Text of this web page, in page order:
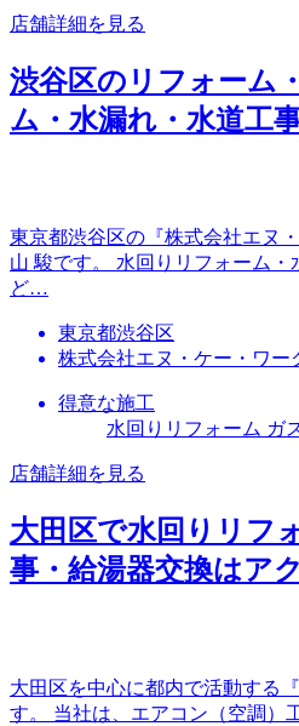
店舗詳細を見る
渋谷区のリフォーム
ム・水漏れ・水道工
東京都渋谷区の『株式会社エヌ
山 駿です。 水回りリフォーム
ど…
東京都渋谷区
株式会社エヌ・ケー・ワー
得意な施工
水回りリフォーム ガ
店舗詳細を見る
大田区で水回りリフ
事・給湯器交換はア
大田区を中心に都内で活動する
す。 当社は、エアコン（空調）